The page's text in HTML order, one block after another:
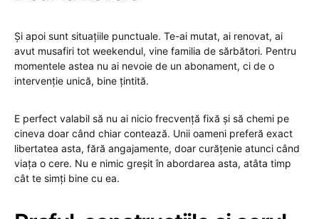
Și apoi sunt situațiile punctuale. Te-ai mutat, ai renovat, ai
avut musafiri tot weekendul, vine familia de sărbători. Pentru
momentele astea nu ai nevoie de un abonament, ci de o
intervenție unică, bine țintită.
E perfect valabil să nu ai nicio frecvență fixă și să chemi pe
cineva doar când chiar contează. Unii oameni preferă exact
libertatea asta, fără angajamente, doar curățenie atunci când
viața o cere. Nu e nimic greșit în abordarea asta, atâta timp
cât te simți bine cu ea.